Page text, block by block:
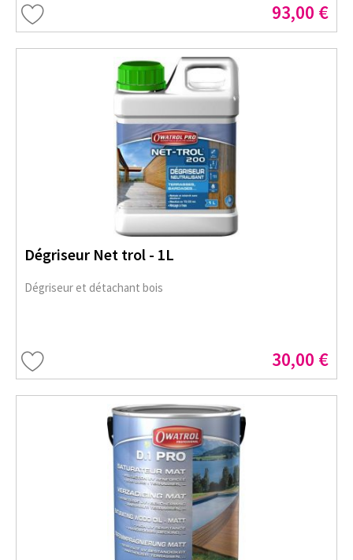
93,00 €
Dégriseur Net trol - 1L
Dégriseur et détachant bois
30,00 €